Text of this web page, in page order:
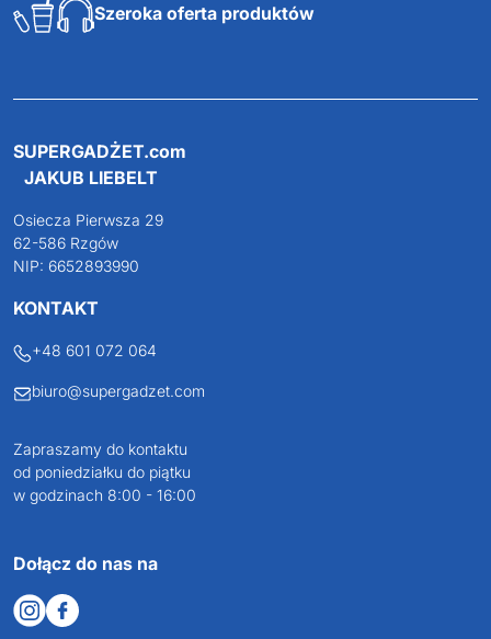
Szeroka oferta produktów
SUPERGADŻET.com
JAKUB LIEBELT
Osiecza Pierwsza 29
62-586 Rzgów
NIP: 6652893990
KONTAKT
+48 601 072 064
biuro@supergadzet.com
Zapraszamy do kontaktu
od poniedziałku do piątku
w godzinach 8:00 - 16:00
Dołącz do nas na